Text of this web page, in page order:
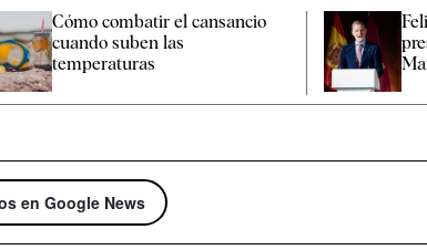
Cómo combatir el cansancio​
cuando suben las
temperaturas
en Google News